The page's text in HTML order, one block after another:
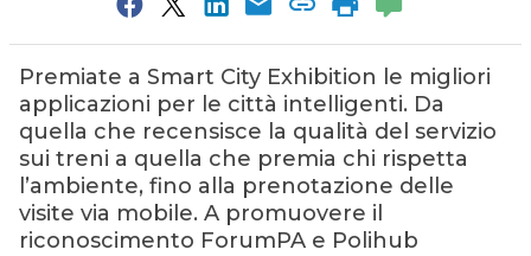
Premiate a Smart City Exhibition le migliori
applicazioni per le città intelligenti. Da
quella che recensisce la qualità del servizio
sui treni a quella che premia chi rispetta
l’ambiente, fino alla prenotazione delle
visite via mobile. A promuovere il
riconoscimento ForumPA e Polihub